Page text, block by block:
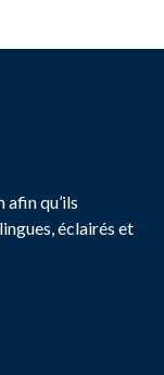
qu’ils
éclairés et